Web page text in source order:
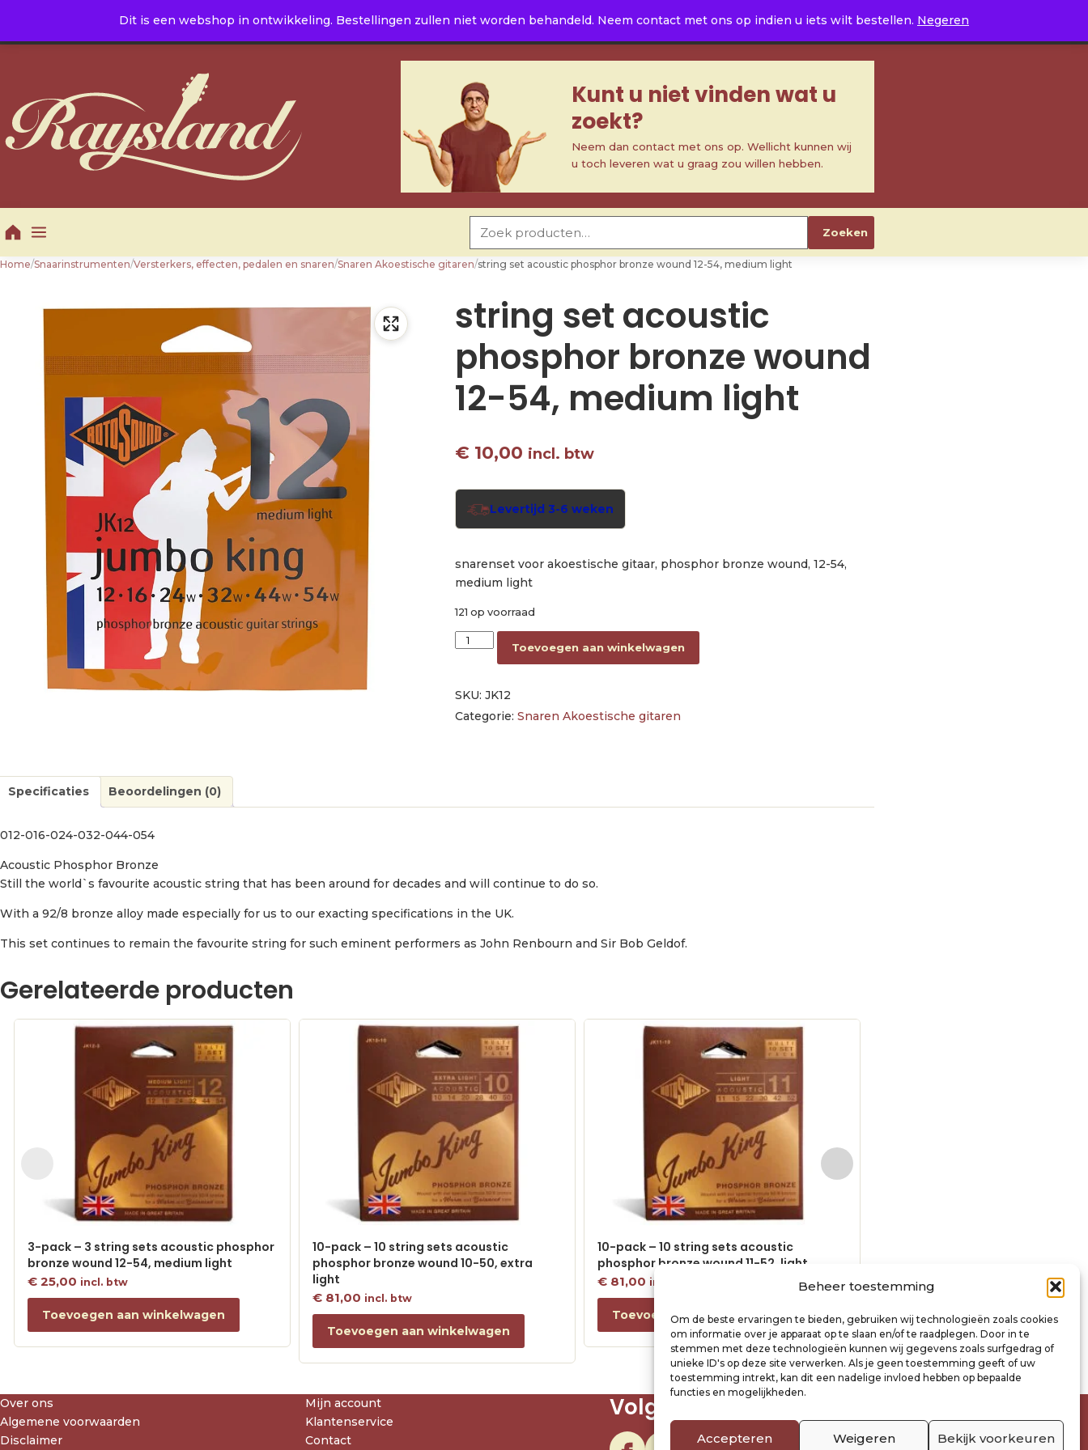
Beheer toestemming
Om de beste ervaringen te bieden, gebruiken wij technologieën zoals cookies
om informatie over je apparaat op te slaan en/of te raadplegen. Door in te
stemmen met deze technologieën kunnen wij gegevens zoals surfgedrag of
unieke ID's op deze site verwerken. Als je geen toestemming geeft of uw
toestemming intrekt, kan dit een nadelige invloed hebben op bepaalde
functies en mogelijkheden.
Accepteren Weigeren Bekijk voorkeuren
Dit is een webshop in ontwikkeling. Bestellingen zullen niet worden behandeld. Neem contact met ons op indien u iets wilt bestellen. Negeren
T. +31 10 5016605
Kunt u niet vinden wat u
zoekt?
Neem dan contact met ons op. Wellicht kunnen wij
u toch leveren wat u graag zou willen hebben.
Productcategorieën Zoeken
Home/Snaarinstrumenten/Versterkers, effecten, pedalen en snaren/Snaren Akoestische gitaren/string set acoustic phosphor bronze wound 12-54, medium light
string set acoustic
phosphor bronze wound
12-54, medium light
€ 10,00 incl. btw
Levertijd 3-6 weken
snarenset voor akoestische gitaar, phosphor bronze wound, 12-54,
medium light
121 op voorraad
string set acoustic phosphor bronze wound 12-54, medium light aantal
Toevoegen aan winkelwagen
SKU: JK12
Categorie: Snaren Akoestische gitaren
Specificaties Beoordelingen (0)
012-016-024-032-044-054
Acoustic Phosphor Bronze
Still the world`s favourite acoustic string that has been around for decades and will continue to do so.
With a 92/8 bronze alloy made especially for us to our exacting specifications in the UK.
This set continues to remain the favourite string for such eminent performers as John Renbourn and Sir Bob Geldof.
Gerelateerde producten
3-pack – 3 string sets acoustic phosphor
bronze wound 12-54, medium light
€ 25,00 incl. btw
Toevoegen aan winkelwagen
10-pack – 10 string sets acoustic
phosphor bronze wound 10-50, extra
light
€ 81,00 incl. btw
Toevoegen aan winkelwagen
10-pack – 10 string sets acoustic
phosphor bronze wound 11-52, light
€81,00 incl. btw
Toevoegen aan winkelwagen
81,00
Toevoegen aan winkelwagen
Over ons
Algemene voorwaarden
Disclaimer
Mijn account
Klantenservice
Contact
Volg ons